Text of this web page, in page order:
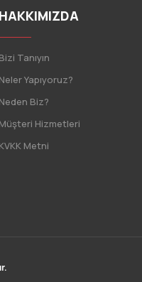
HAKKIMIZDA
Bizi Tanıyın
Neler Yapıyoruz?
Neden Biz?
Müşteri Hizmetleri
KVKK Metni